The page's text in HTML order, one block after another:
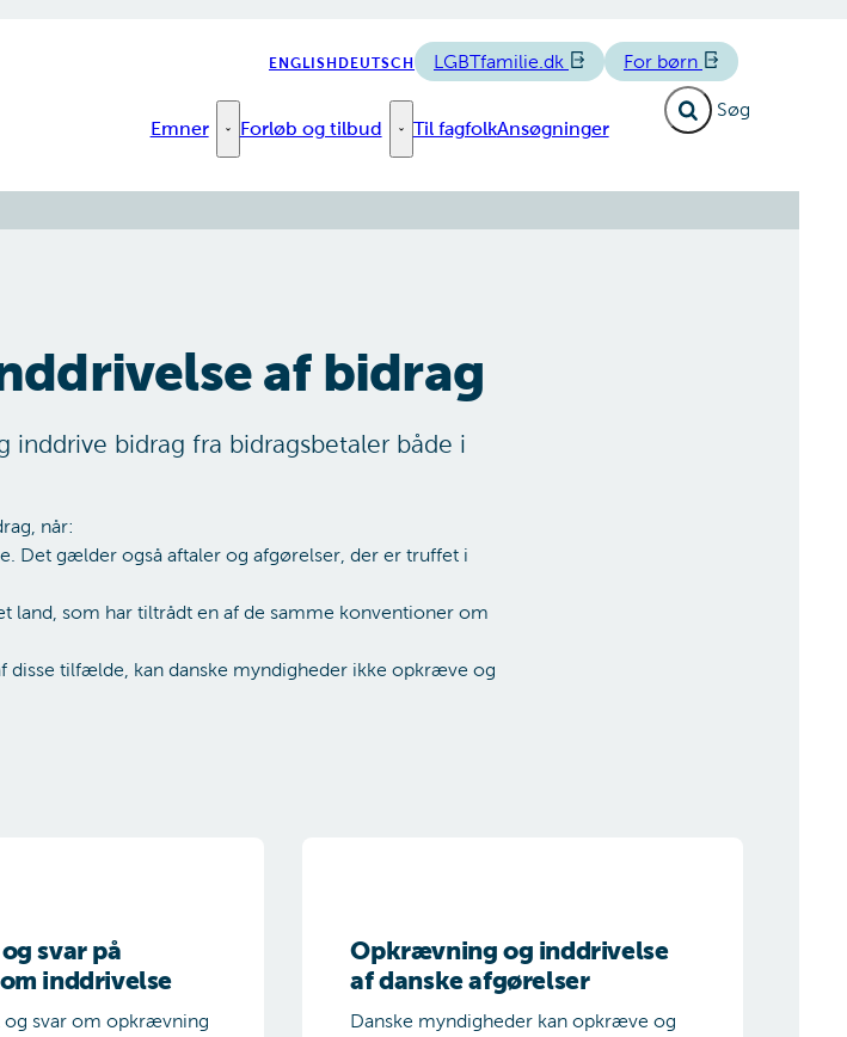
ENGLISH DEUTSCH LGBTfamilie.dk For børn
Fold søgefelt ud
Emner Emner - Flere links
Forløb og tilbud Forløb og tilbud - Flere links
Til fagfolkAnsøgninger
af bidrag
bidrag fra bidragsbetaler både i
når:
Det gælder også aftaler og afgørelser, der er truffet i
land, som har tiltrådt en af de samme konventioner om
disse tilfælde, kan danske myndigheder ikke opkræve og
svar på
inddrivelse
og svar om opkrævning
Opkrævning og inddrivelse
af danske afgørelser
Danske myndigheder kan opkræve og